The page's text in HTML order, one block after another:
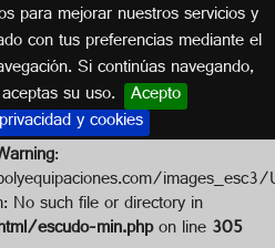
para mejorar nuestros servicios y
con tus preferencias mediante el
Si continúas navegando,
su uso. Acepto
y cookies
F.C. FCSB
:
No such file or directory in
escudo-min.phpon line305